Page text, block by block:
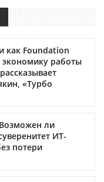
как Foundation
работы
«Турбо
ли
ИТ-
потери